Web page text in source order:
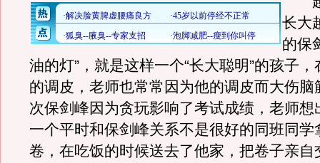
长大
的保
油的灯”，就是这样一个“长大聪明”的孩子
的调皮，老师也常常因为他的调皮而大伤脑
次保剑峰因为贪玩影响了考试成绩，老师想
一个平时和保剑峰关系不是很好的同班同学
卷，在吃饭的时候送去了他家，把卷子亲自